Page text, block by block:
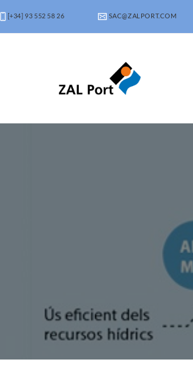
[+34] 93 552 58 26 SAC@ZALPORT.COM